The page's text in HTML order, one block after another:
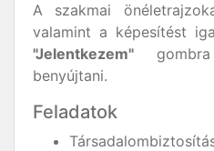
A szakmai
valamint a képesítést
"Jelentkezem"
benyújtani.
Feladatok